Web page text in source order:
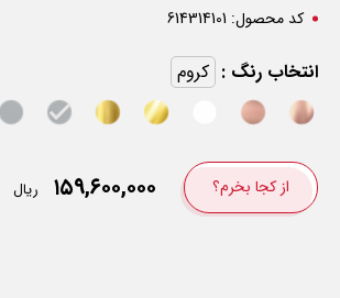
کد محصول: 614314101
انتخاب رنگ : کروم
از کجا بخرم؟ ۱۵۹,۶۰۰,۰۰۰ ریال